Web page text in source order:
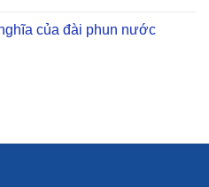
của đài phun nước